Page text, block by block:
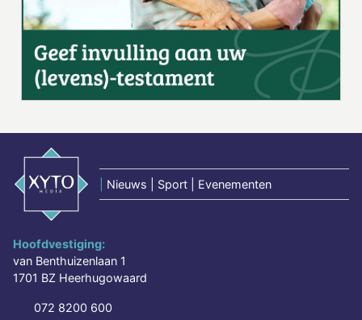
Nieuws | Sport | Evenementen
Hoofdvestiging:
van Benthuizenlaan 1
1701 BZ Heerhugowaard
072 8200 600